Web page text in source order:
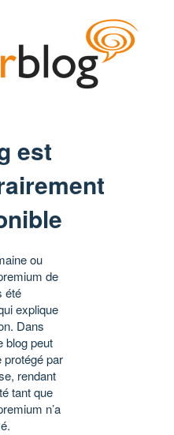
est
ou
de
été
explique
Dans
blog peut
protégé par
rendant
tant que
n’a